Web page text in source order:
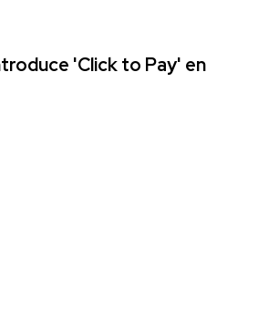
'Click to Pay' en